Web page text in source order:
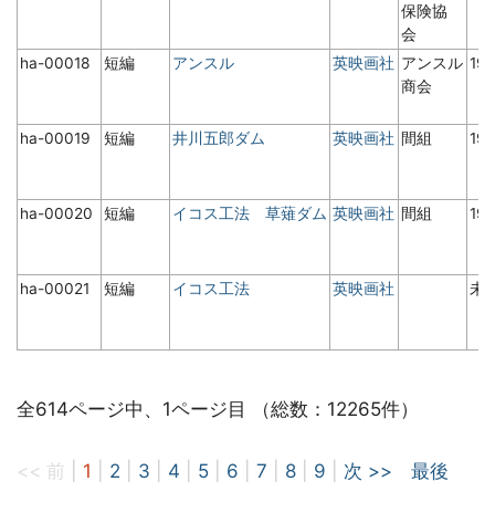
保険協
会
ha-00018 短編 アンスル 英映画社 アンスル
商会
ha-00019 短編 井川五郎ダム 英映画社 間組
ha-00020 短編 イコス工法 草薙ダム 英映画社 間組
ha-00021 短編 イコス工法 英映画社 未
全614ページ中、1ページ目 （総数：12265件）
<< 前 1 2 3 4 5 6 7 8 9 次 >> 最後